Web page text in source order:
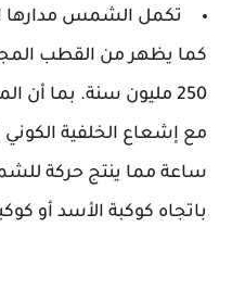
تكمل الشمس مدارها
250 مليون سنة. بما
باتجاه كوكبة الأسد أو